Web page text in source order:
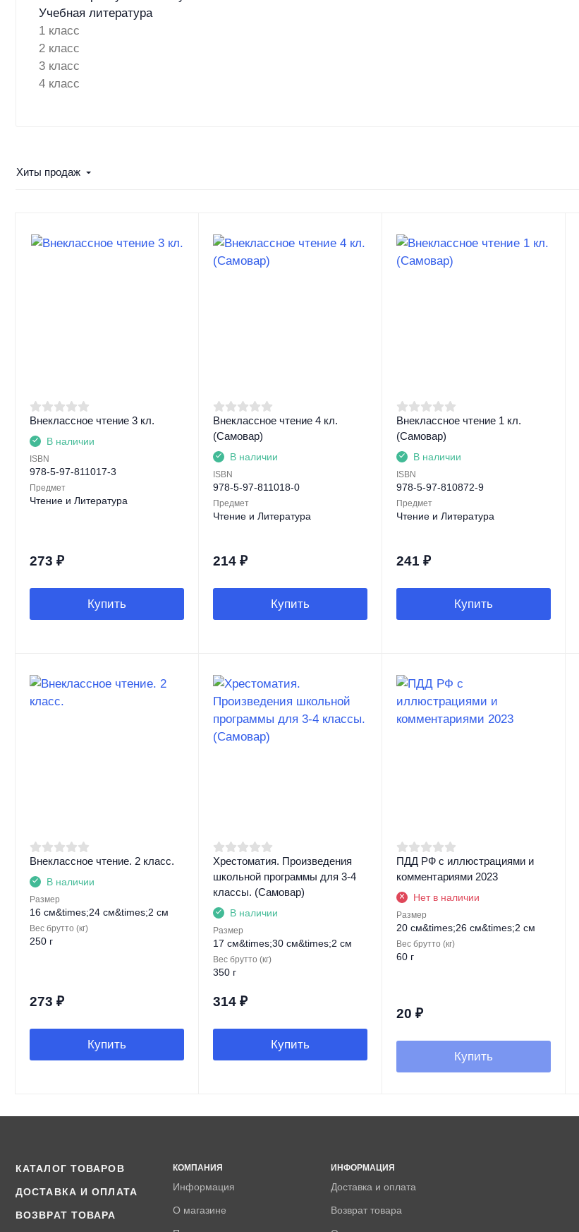
Учебная литература
1 класс
2 класс
3 класс
4 класс
Хиты продаж
Внеклассное чтение 3 кл.
В наличии
ISBN
978-5-97-811017-3
Предмет
Чтение и Литература
273 ₽
Купить
Внеклассное чтение 4 кл.
(Самовар)
В наличии
ISBN
978-5-97-811018-0
Предмет
Чтение и Литература
214 ₽
Купить
Внеклассное чтение 1 кл.
(Самовар)
В наличии
ISBN
978-5-97-810872-9
Предмет
Чтение и Литература
241 ₽
Купить
Внеклассное чтение. 2 класс.
В наличии
Размер
16 см&times;24 см&times;2 см
Вес брутто (кг)
250 г
273 ₽
Купить
Хрестоматия. Произведения
школьной программы для 3-4
классы. (Самовар)
В наличии
Размер
17 см&times;30 см&times;2 см
Вес брутто (кг)
350 г
314 ₽
Купить
ПДД РФ с иллюстрациями и
комментариями 2023
Нет в наличии
Размер
20 см&times;26 см&times;2 см
Вес брутто (кг)
60 г
20 ₽
Купить
КАТАЛОГ ТОВАРОВ
ДОСТАВКА И ОПЛАТА
ВОЗВРАТ ТОВАРА
КОМПАНИЯ
Информация
О магазине
ИНФОРМАЦИЯ
Доставка и оплата
Возврат товара